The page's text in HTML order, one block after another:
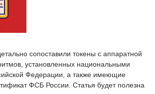
сопоставили токены с аппаратной
установленных национальными
Федерации, а также имеющие
ФСБ России. Статья будет полезна